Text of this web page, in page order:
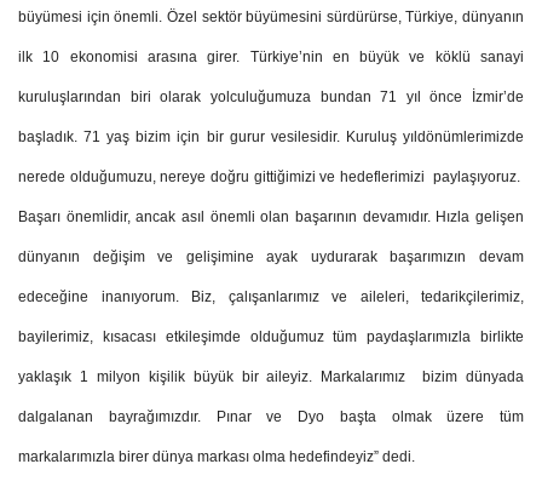
büyümesi için önemli. Özel sektör büyümesini sürdürürse, Türkiye, dünyanın
ilk 10 ekonomisi arasına girer. Türkiye’nin en büyük ve köklü sanayi
kuruluşlarından biri olarak yolculuğumuza bundan 71 yıl önce İzmir’de
başladık. 71 yaş bizim için bir gurur vesilesidir. Kuruluş yıldönümlerimizde
nerede olduğumuzu, nereye doğru gittiğimizi ve hedeflerimizi paylaşıyoruz.
Başarı önemlidir, ancak asıl önemli olan başarının devamıdır. Hızla gelişen
dünyanın değişim ve gelişimine ayak uydurarak başarımızın devam
edeceğine inanıyorum. Biz, çalışanlarımız ve aileleri, tedarikçilerimiz,
bayilerimiz, kısacası etkileşimde olduğumuz tüm paydaşlarımızla birlikte
yaklaşık 1 milyon kişilik büyük bir aileyiz. Markalarımız bizim dünyada
dalgalanan bayrağımızdır. Pınar ve Dyo başta olmak üzere tüm
markalarımızla birer dünya markası olma hedefindeyiz” dedi.